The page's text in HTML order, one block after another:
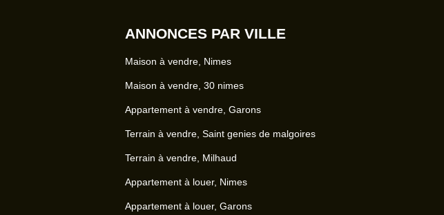
ANNONCES PAR VILLE
Maison à vendre, Nimes
Maison à vendre, 30 nimes
Appartement à vendre, Garons
Terrain à vendre, Saint genies de malgoires
Terrain à vendre, Milhaud
Appartement à louer, Nimes
Appartement à louer, Garons